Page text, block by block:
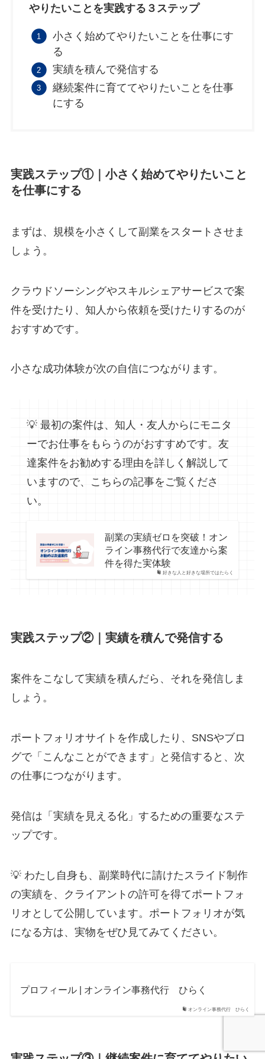
やりたいことを実践する３ステップ
小さく始めてやりたいことを仕事にす
る
実績を積んで発信する
継続案件に育ててやりたいことを仕事
にする
実践ステップ①｜小さく始めてやりたいこと
を仕事にする
まずは、規模を小さくして副業をスタートさせま
しょう。
クラウドソーシングやスキルシェアサービスで案
件を受けたり、知人から依頼を受けたりするのが
おすすめです。
小さな成功体験が次の自信につながります。
💡 最初の案件は、知人・友人からにモニタ
ーでお仕事をもらうのがおすすめです。友
達案件をお勧めする理由を詳しく解説して
いますので、こちらの記事をご覧くださ
い。
好きな人と好きな場所ではたらく
副業の実績ゼロを突破！オン
ライン事務代行で友達から案
件を得た実体験
実践ステップ②｜実績を積んで発信する
案件をこなして実績を積んだら、それを発信しま
しょう。
ポートフォリオサイトを作成したり、SNSやブロ
グで「こんなことができます」と発信すると、次
の仕事につながります。
発信は「実績を見える化」するための重要なステ
ップです。
💡 わたし自身も、副業時代に請けたスライド制作
の実績を、クライアントの許可を得てポートフォ
リオとして公開しています。ポートフォリオが気
になる方は、実物をぜひ見てみてください。
オンライン事務代行 ひらく
プロフィール | オンライン事務代行 ひらく